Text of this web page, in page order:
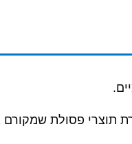
פסולת שמקורם